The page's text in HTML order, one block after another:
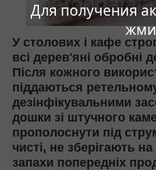
Для получения
У столових і кафе
всі дерев'яні обробні
Після кожного
піддаються
дезінфікувальними
дошки зі штучного
прополоснути під
чисті, не зберігають
запахи попередніх